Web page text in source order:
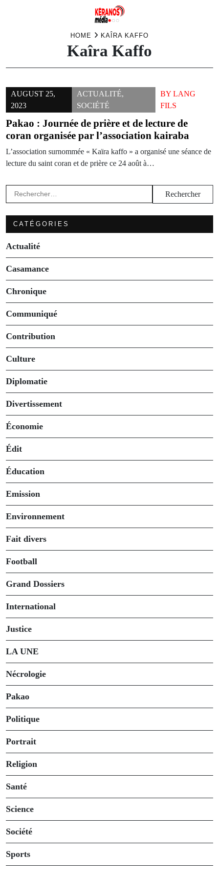
HOME KAÎRA KAFFO
Kaîra Kaffo
AUGUST 25,
2023
ACTUALITÉ,
SOCIÉTÉ
BY LANG
FILS
Pakao : Journée de prière et de lecture de
coran organisée par l’association kairaba
L’association surnommée « Kaïra kaffo » a organisé une séance de
lecture du saint coran et de prière ce 24 août à…
Rechercher :
CATÉGORIES
Actualité
Casamance
Chronique
Communiqué
Contribution
Culture
Diplomatie
Divertissement
Économie
Édit
Éducation
Emission
Environnement
Fait divers
Football
Grand Dossiers
International
Justice
LA UNE
Nécrologie
Pakao
Politique
Portrait
Religion
Santé
Science
Société
Sports